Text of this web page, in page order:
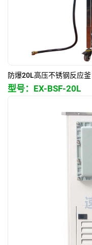
防爆20L高压不锈钢反应釜
型号： EX-BSF-20L